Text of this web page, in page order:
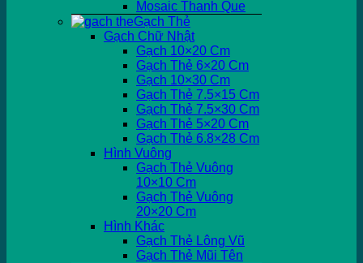
Mosaic Thanh Que
Gạch Thẻ
Gạch Chữ Nhật
Gạch 10×20 Cm
Gạch Thẻ 6×20 Cm
Gạch 10×30 Cm
Gạch Thẻ 7.5×15 Cm
Gạch Thẻ 7.5×30 Cm
Gạch Thẻ 5×20 Cm
Gạch Thẻ 6.8×28 Cm
Hình Vuông
Gạch Thẻ Vuông
10×10 Cm
Gạch Thẻ Vuông
20×20 Cm
Hình Khác
Gạch Thẻ Lông Vũ
Gạch Thẻ Mũi Tên